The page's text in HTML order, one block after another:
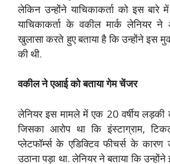
लेकिन उन्होंने याचिकाकर्ता को इस बारे
याचिकाकर्ता के वकील मार्क लेनियर
खुलासा करते हुए बताया है कि उन्होंने इस
की थी.
वकील ने एआई को बताया गेम चेंजर
लेनियर इस मामले में एक 20 वर्षीय लड़की
जिसका आरोप था कि इंस्टाग्राम,
प्लेटफॉर्म्स के एडिक्टिव फीचर्स के
उठाना पड़ा था. लेनियर ने बताया कि